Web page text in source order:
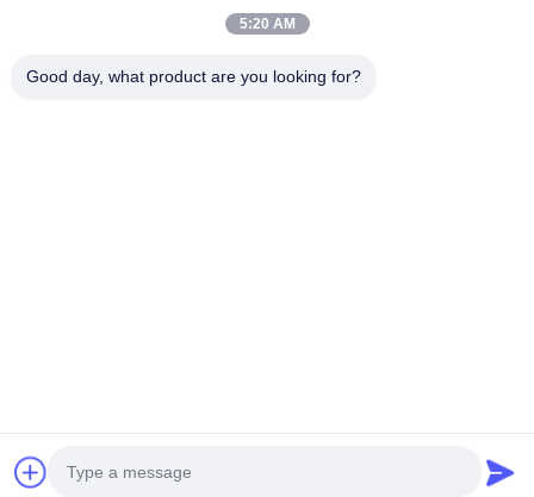
Về Chúng Tôi
Kiểm Soát Chất Lượng
© 2026 Trumony Aluminum Limited. All Rights Reserved.
5:20 AM
Good day, what product are you looking for?